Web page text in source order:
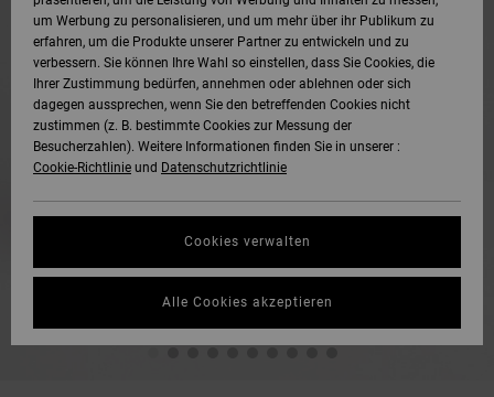
um Werbung zu personalisieren, und um mehr über ihr Publikum zu
erfahren, um die Produkte unserer Partner zu entwickeln und zu
verbessern. Sie können Ihre Wahl so einstellen, dass Sie Cookies, die
Ihrer Zustimmung bedürfen, annehmen oder ablehnen oder sich
dagegen aussprechen, wenn Sie den betreffenden Cookies nicht
zustimmen (z. B. bestimmte Cookies zur Messung der
Besucherzahlen). Weitere Informationen finden Sie in unserer :
Cookie-Richtlinie und Datenschutzrichtlinie
Cookies verwalten
Alle Cookies akzeptieren